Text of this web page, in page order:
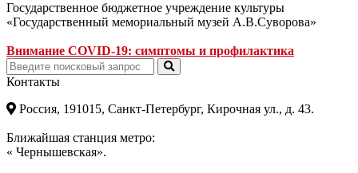
Государственное бюджетное учреждение культуры
«Государственный мемориальный музей А.В.Суворова»
Внимание COVID-19: симптомы и профилактика
Контакты
Россия, 191015, Санкт-Петербург, Кирочная ул., д. 43.
Ближайшая станция метро:
« Чернышевская».